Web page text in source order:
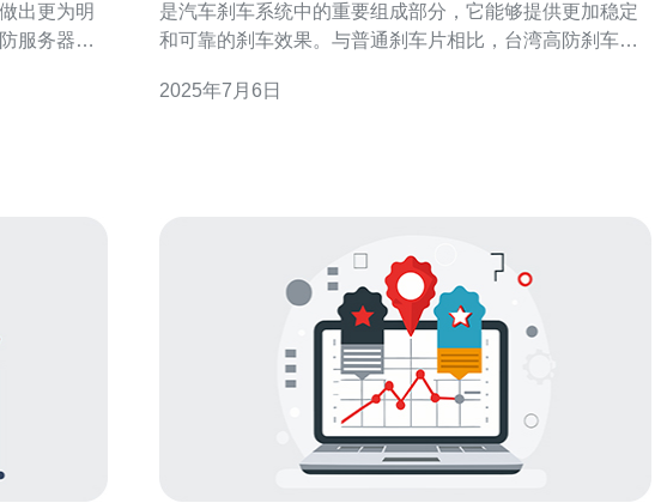
出更为明
服务器领
其中，德
是汽车刹车系统中的重要组成部分，它能够提供更加稳定
和可靠的刹车效果。与普通刹车片相比，台湾高防刹车片
况和驾驶环境。 台湾高防刹车片采用优质材料制作，具有
2025年7月6日